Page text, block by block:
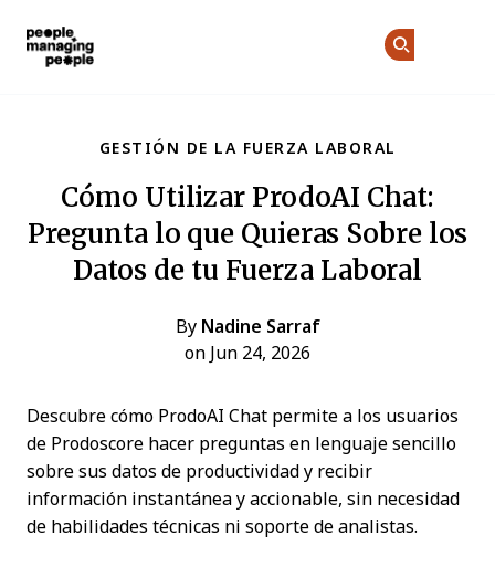
GESTIÓN DE LA FUERZA LABORAL
Cómo Utilizar ProdoAI Chat:
Pregunta lo que Quieras Sobre los
Datos de tu Fuerza Laboral
By Nadine Sarraf
on Jun 24, 2026
Descubre cómo ProdoAI Chat permite a los usuarios
de Prodoscore hacer preguntas en lenguaje sencillo
sobre sus datos de productividad y recibir
información instantánea y accionable, sin necesidad
de habilidades técnicas ni soporte de analistas.